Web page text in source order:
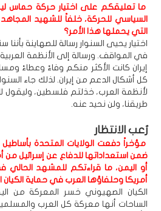
ما تعليقكم على اختيار حركة حماس
السياسي للحركة، خلفاً للشهيد
التي يحملها هذا الأمر؟
اختيار يحيى السنوار رسالة للصهاينة بأننا
في المواقف. ورسالة إلى الأنظمة
إيران كانت الأكثر منكم وفاءً وعطاءً
كل أشكال الدعم من إيران. لذلك جاء
لأنظمة العرب، خذلتم فلسطين، وليقول
طريقنا، ولن نحيد عنه.
رُعب الانتظار
مؤخراً دفعت الولايات المتحدة
ضمن استعداداتها للدفاع عن إسرائيل من
أو اليمن، ما قراءتكم للمشهد
أمريكا وحلفاؤها العرب في حماية
الكيان الصهيوني خسر المعركة من
الساحات أنها معركة كل العرب